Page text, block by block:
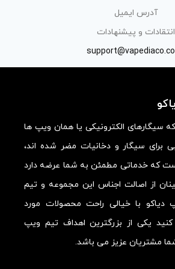
آدرس ایمیل
انتقادات و پیشنهادات
که سیگارهای الکترونیکی یا همان ویپ ها
برای سیگار و دخانیات مضر شده اند،
که خدماتی مطمئن به شما عرضه دارد
از اصالت اجناس این مجموعه و تیم
دیاکو با خیالی راحت محصولات مورد
کنید یکی از بزرگترین اهداف تیم ویپ
مشتریان عزیز می باشد.